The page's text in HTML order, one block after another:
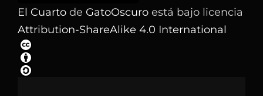
los
artículos
por
mes
El Cuarto de GatoOscuro está bajo licencia
Attribution-ShareAlike 4.0 International